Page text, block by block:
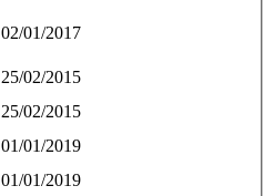
02/01/2017
25/02/2015
25/02/2015
01/01/2019
01/01/2019